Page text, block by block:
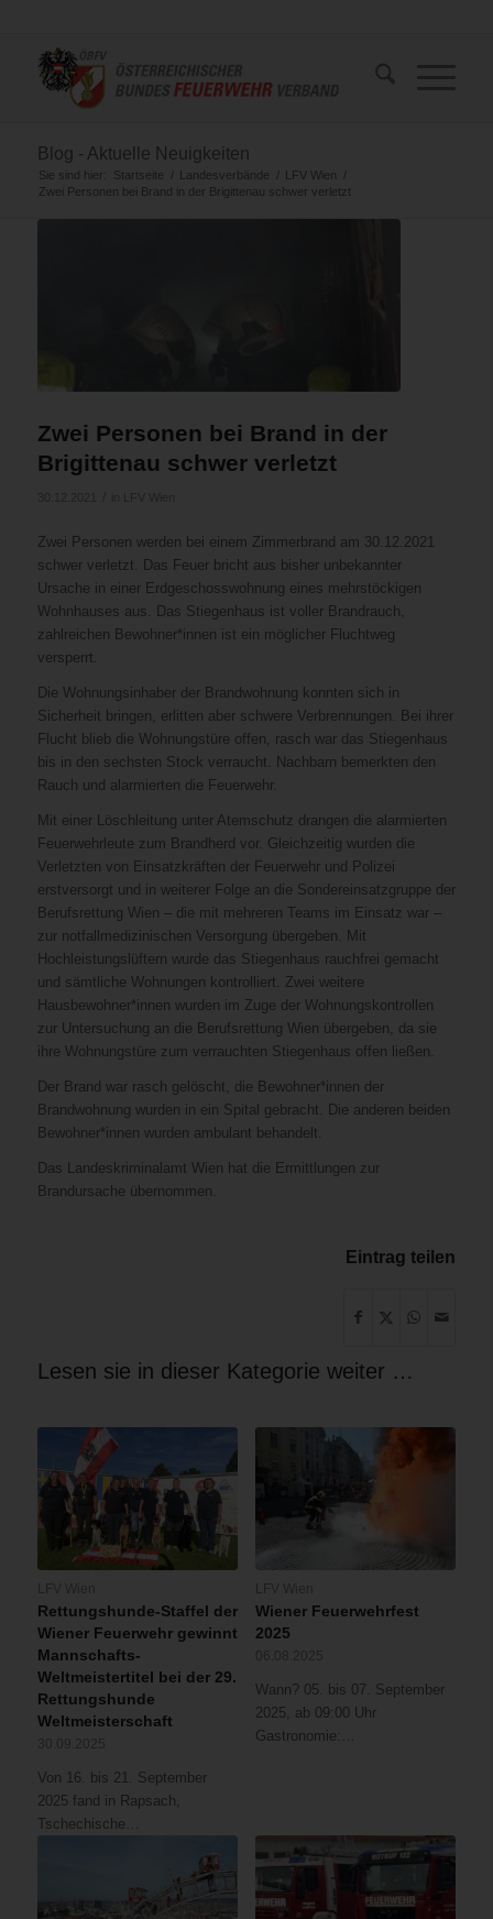
Blog - Aktuelle Neuigkeiten
Sie sind hier: Startseite / Landesverbände / LFV Wien
/
Zwei Personen bei Brand in der Brigittenau schwer verletzt
Zwei Personen bei Brand in der
Brigittenau schwer verletzt
Zwei Personen werden bei einem Zimmerbrand am 30.12.2021
schwer verletzt. Das Feuer bricht aus bisher unbekannter
Ursache in einer Erdgeschosswohnung eines mehrstöckigen
Wohnhauses aus. Das Stiegenhaus ist voller Brandrauch,
zahlreichen Bewohner*innen ist ein möglicher Fluchtweg
versperrt.
Die Wohnungsinhaber der Brandwohnung konnten sich in
Sicherheit bringen, erlitten aber schwere Verbrennungen. Bei ihrer
Flucht blieb die Wohnungstüre offen, rasch war das Stiegenhaus
bis in den sechsten Stock verraucht. Nachbarn bemerkten den
Rauch und alarmierten die Feuerwehr.
Mit einer Löschleitung unter Atemschutz drangen die alarmierten
Feuerwehrleute zum Brandherd vor. Gleichzeitig wurden die
Verletzten von Einsatzkräften der Feuerwehr und Polizei
erstversorgt und in weiterer Folge an die Sondereinsatzgruppe der
Berufsrettung Wien – die mit mehreren Teams im Einsatz war –
zur notfallmedizinischen Versorgung übergeben. Mit
Hochleistungslüftern wurde das Stiegenhaus rauchfrei gemacht
und sämtliche Wohnungen kontrolliert. Zwei weitere
Hausbewohner*innen wurden im Zuge der Wohnungskontrollen
zur Untersuchung an die Berufsrettung Wien übergeben, da sie
ihre Wohnungstüre zum verrauchten Stiegenhaus offen ließen.
Der Brand war rasch gelöscht, die Bewohner*innen der
Brandwohnung wurden in ein Spital gebracht. Die anderen beiden
Bewohner*innen wurden ambulant behandelt.
Das Landeskriminalamt Wien hat die Ermittlungen zur
Brandursache übernommen.
Eintrag teilen
Lesen sie in dieser Kategorie weiter …
Rettungshunde-Staffel der
Wiener Feuerwehr gewinnt
Mannschafts-
Weltmeistertitel bei der 29.
Rettungshunde
Weltmeisterschaft
Von 16. bis 21. September
2025 fand in Rapsach,
Tschechische…
Wiener Feuerwehrfest
2025
Wann? 05. bis 07. September
2025, ab 09:00 Uhr
Gastronomie:…